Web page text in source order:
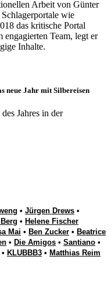
Arbeit von Günter
wie
das kritische Portal
engagierten Team, legt er
Inhalte.
neue Jahr mit Silbereisen
Jahres in der
• Jürgen Drews •
• Helene Fischer
Mai • Ben Zucker • Beatrice
• Die Amigos • Santiano •
• KLUBBB3 • Matthias Reim